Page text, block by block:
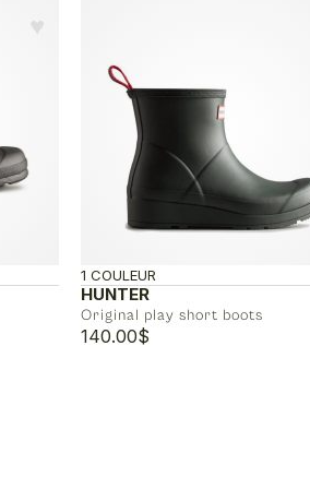
♥︎
HUNTER
Original play short boots
1 COULEUR
140.00$